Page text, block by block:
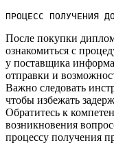
ПРОЦЕСС ПОЛУЧЕНИЯ
После покупки
ознакомиться с
у поставщика
отправки и
Важно следовать
чтобы избежать
Обратитесь к
возникновения
процессу получения